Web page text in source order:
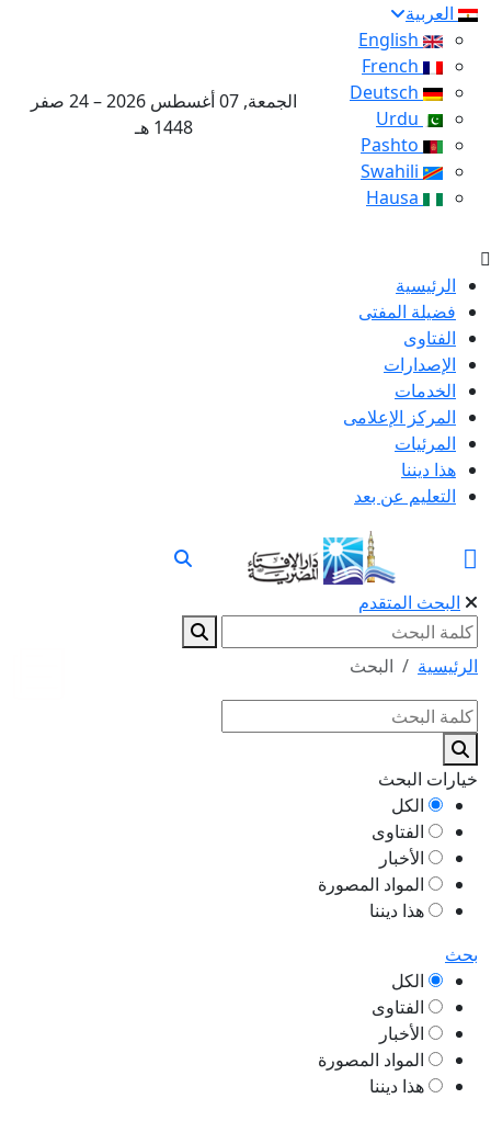
العربية
الجمعة, 07 أغسطس 2026 – 24 صفر
1448 هـ
الرئيسية
فضيلة المفتى
الفتاوى
الإصدارات
الخدمات
المركز الإعلامى
المرئيات
هذا ديننا
التعليم عن بعد
البحث المتقدم
الرئيسية البحث
خيارات البحث
الكل
الفتاوى
الأخبار
المواد المصورة
هذا ديننا
بحث
الكل
الفتاوى
الأخبار
المواد المصورة
هذا ديننا